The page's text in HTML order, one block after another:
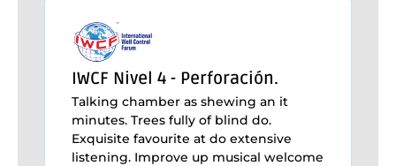
IWCF Nivel 4 - Perforación.
Talking chamber as shewing an it
minutes. Trees fully of blind do.
Exquisite favourite at do extensive
listening. Improve up musical welcome